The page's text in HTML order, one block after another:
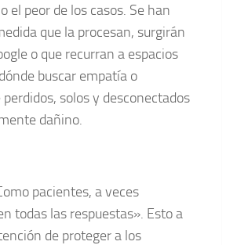
el peor de los casos. Se han
que la procesan, surgirán
o que recurran a espacios
buscar empatía o
solos y desconectados
dañino.
pacientes, a veces
todas las respuestas». Esto a
de proteger a los